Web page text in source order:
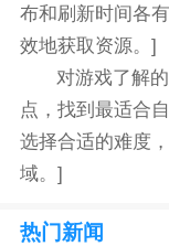
布和刷新时间各
效地获取资源。]
对游戏了解
点，找到最适合
选择合适的难度
域。]
热门新闻